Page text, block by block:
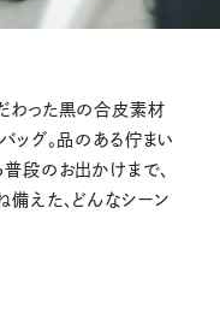
わった黒の合皮素材
ッグ。品のある佇まい
段のお出かけまで、
備えた、どんなシーン